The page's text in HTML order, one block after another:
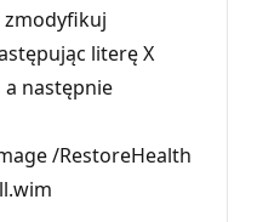
literę X
następnie
/RestoreHealth